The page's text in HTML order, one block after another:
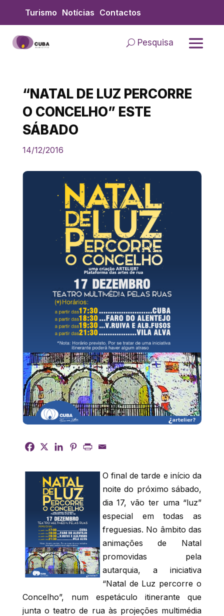
content
Turismo Notícias Contactos
Pesquisa
“NATAL DE LUZ PERCORRE
O CONCELHO” ESTE
SÁBADO
14/12/2016
O final de tarde e início da
noite do próximo sábado,
dia 17, vão ter uma “luz”
especial em todas as
freguesias. No âmbito das
animações de Natal
promovidas pela
autarquia, a iniciativa
“Natal de Luz percorre o
Concelho”, num espetáculo itinerante que
junta o teatro de rua às projeções multimédia